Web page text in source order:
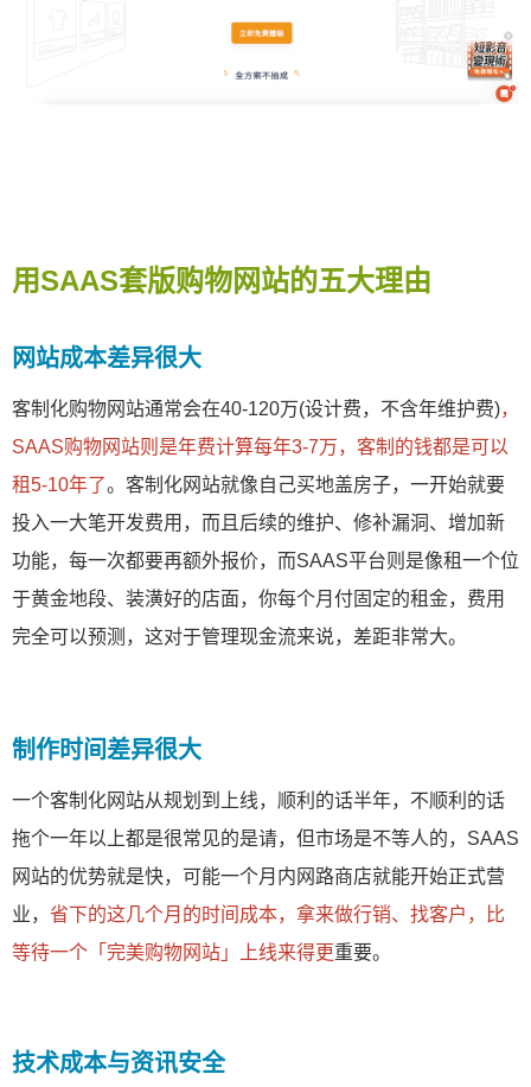
用SAAS套版购物网站的五大理由
网站成本差异很大
客制化购物网站通常会在40-120万(设计费，不含年维护费)，
SAAS购物网站则是年费计算每年3-7万，客制的钱都是可以
租5-10年了。客制化网站就像自己买地盖房子，一开始就要
投入一大笔开发费用，而且后续的维护、修补漏洞、增加新
功能，每一次都要再额外报价，而SAAS平台则是像租一个位
于黄金地段、装潢好的店面，你每个月付固定的租金，费用
完全可以预测，这对于管理现金流来说，差距非常大。
制作时间差异很大
一个客制化网站从规划到上线，顺利的话半年，不顺利的话
拖个一年以上都是很常见的是请，但市场是不等人的，SAAS
网站的优势就是快，可能一个月内网路商店就能开始正式营
业， 省下的这几个月的时间成本，拿来做行销、找客户，比
等待一个「完美购物网站」上线来得更重要。
技术成本与资讯安全